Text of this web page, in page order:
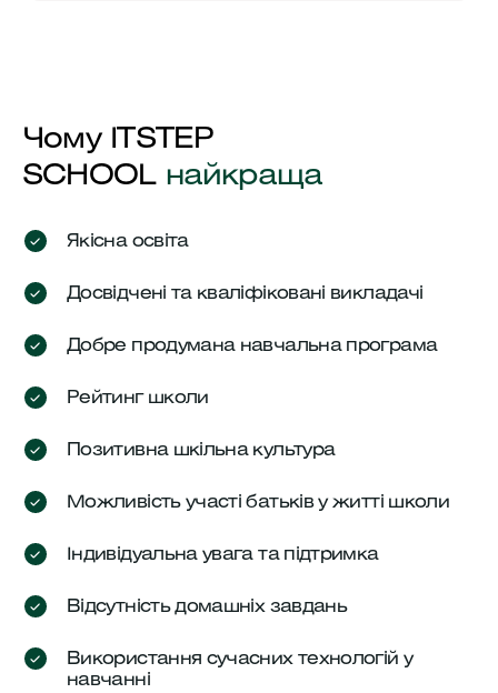
Чому ITSTEP
SCHOOL найкраща
Якісна освіта
Досвідчені та кваліфіковані викладачі
Добре продумана навчальна програма
Рейтинг школи
Позитивна шкільна культура
Можливість участі батьків у житті школи
Індивідуальна увага та підтримка
Відсутність домашніх завдань
Використання сучасних технологій у
навчанні